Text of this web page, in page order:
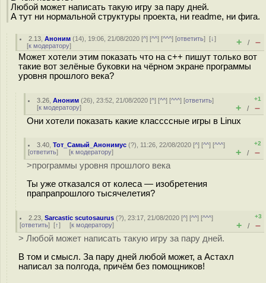
Любой может написать такую игру за пару дней.
А тут ни нормальной структуры проекта, ни readme, ни фига.
2.13 ,Аноним (14), 19:06, 21/08/2020 [^] [^^] [^^^] [ответить][↓]
[к модератору] + / –
Может хотели этим показать что на с++ пишут только вот
такие вот зелёные буковки на чёрном экране программы
уровня прошлого века?
3.26 ,Аноним (26), 23:52, 21/08/2020 [^] [^^] [^^^] [ответить]
[к модератору]
+1
+ / –
Они хотели показать какие классссные игры в Linux
3.40 ,Тот_Самый_Анонимус (?), 11:26, 22/08/2020 [^] [^^] [^^^]
[ответить] [к модератору]
+2
+ / –
>программы уровня прошлого века
Ты уже отказался от колеса — изобретения
прапрапрошлого тысячелетия?
2.23 ,Sarcastic scutosaurus (?), 23:17, 21/08/2020 [^] [^^] [^^^]
[ответить] [↑] [к модератору]
+3
+ / –
> Любой может написать такую игру за пару дней.
В том и смысл. За пару дней любой может, а Астахл
написал за полгода, причём без помощников!